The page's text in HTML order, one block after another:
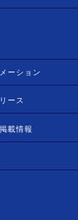
ーション
ース
載情報